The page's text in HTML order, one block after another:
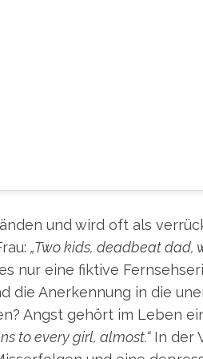
und wird oft als
„Two kids, deadbeat dad,
nur eine fiktive
die Anerkennung in die
Angst gehört im Leben
to every girl, almost.“ In der